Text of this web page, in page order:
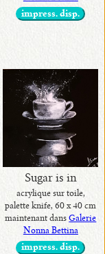
impress. disp.
Sugar is in
acrylique sur toile,
palette knife, 60 x 40 cm
maintenant dansGalerie
Nonna Bettina
impress. disp.